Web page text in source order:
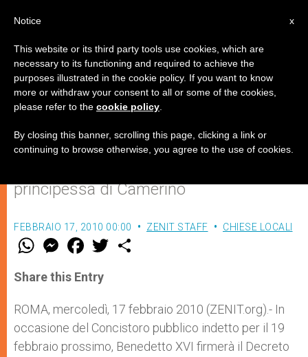
Sarà proclamata santa una
grande mistica francescana
principessa di Camerino
FEBBRAIO 17, 2010 00:00 ZENIT STAFF CHIESE LOCALI
W
t
s
p
p
M
e
s
e
g
e
r
F
a
e
b
o
k
w
r
Share this Entry
ROMA, mercoledì, 17 febbraio 2010 (ZENIT.org).- In
occasione del Concistoro pubblico indetto per il 19
febbraio prossimo, Benedetto XVI firmerà il Decreto
x
Notice
This website or its third party tools use cookies, which are
necessary to its functioning and required to achieve the
purposes illustrated in the cookie policy. If you want to know
more or withdraw your consent to all or some of the cookies,
please refer to the cookie policy
By closing this banner, scrolling this page, clicking a link or
continuing to browse otherwise, you agree to the use of cookies.